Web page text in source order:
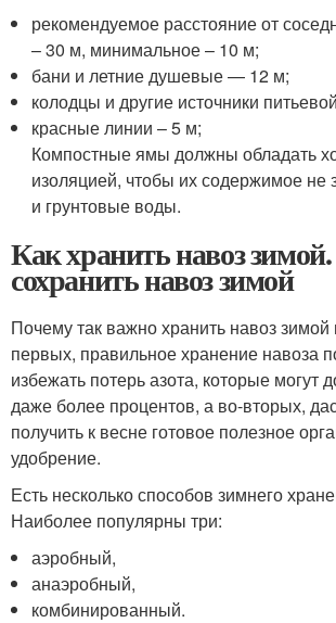
рекомендуемое расстояние от
– 30 м, минимальное – 10 м;
бани и летние душевые — 12 м;
колодцы и другие источники
красные линии – 5 м;
Компостные ямы должны обладать
изоляцией, чтобы их содержимое не
и грунтовые воды.
Как хранить навоз
сохранить навоз зимой
Почему так важно хранить навоз
первых, правильное хранение навоза
избежать потерь азота, которые могут
даже более процентов, а во-вторых,
получить к весне готовое полезное
удобрение.
Есть несколько способов зимнего
Наиболее популярны три:
аэробный,
анаэробный,
комбинированный.